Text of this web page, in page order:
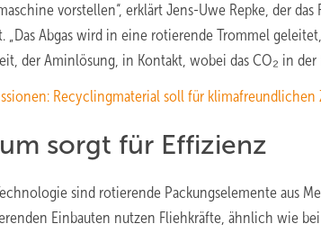
vorstellen“, erklärt Jens-Uwe Repke, der
„Das Abgas wird in eine rotierende Trommel
der Aminlösung, in Kontakt, wobei das CO₂ in der
Recyclingmaterial soll für klimafreundlichen
sorgt für Effizienz
sind rotierende Packungselemente aus
Einbauten nutzen Fliehkräfte, ähnlich wie bei